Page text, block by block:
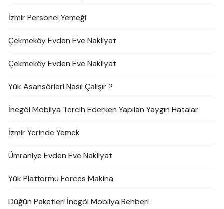
İzmir Personel Yemeği
Çekmeköy Evden Eve Nakliyat
Çekmeköy Evden Eve Nakliyat
Yük Asansörleri Nasıl Çalışır ?
İnegöl Mobilya Tercih Ederken Yapılan Yaygın Hatalar
İzmir Yerinde Yemek
Ümraniye Evden Eve Nakliyat
Yük Platformu Forces Makina
Düğün Paketleri İnegöl Mobilya Rehberi